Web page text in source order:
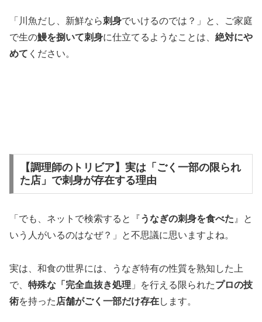
「川魚だし、新鮮なら刺身でいけるのでは？」と、ご家庭
で生の鰻を捌いて刺身に仕立てるようなことは、 絶対にや
めて ください。
【調理師のトリビア】実は「ごく一部の限られ
た店」で刺身が存在する理由
「でも、ネットで検索すると『うなぎの刺身を食べた 』と
いう人がいるのはなぜ？」と不思議に思いますよね。
実は、和食の世界には、うなぎ特有の性質を熟知した上
で、 特殊な「完全血抜き処理 」を行える限られたプロの技
術を持った 店舗がごく一部だけ存在します。